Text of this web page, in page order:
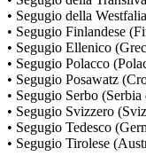
• Segugio della
• Segugio Finlandese
• Segugio Ellenico
• Segugio Polacco
• Segugio Posawatz
• Segugio Serbo
• Segugio Svizzero
• Segugio Tedesco
• Segugio Tirolese